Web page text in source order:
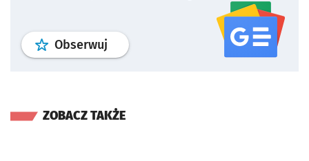
Obserwuj profil serwisu
ZOBACZ TAKŻE